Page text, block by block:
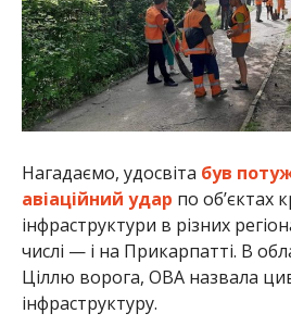
Нагадаємо, удосвіта був
авіаційний удар по об’єктах
інфраструктури в різних
числі — і на Прикарпатті. В
Ціллю ворога, ОВА назвала
інфраструктуру.